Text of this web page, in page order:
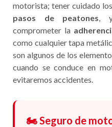
motorista; tener cuidado
pasos de peatones,
comprometer la
como cualquier tapa
son algunos de los
cuando se conduce en
evitaremos accidentes.
🏍️ Seguro de